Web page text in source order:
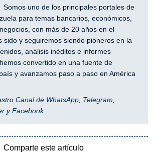
Somos uno de los principales portales de
para temas bancarios, económicos,
con más de 20 años en el
sido y seguiremos siendo pioneros en la
análisis inéditos e informes
convertido en una fuente de
y avanzamos paso a paso en América
Canal de WhatsApp Telegram
yFacebook
Comparte este artículo